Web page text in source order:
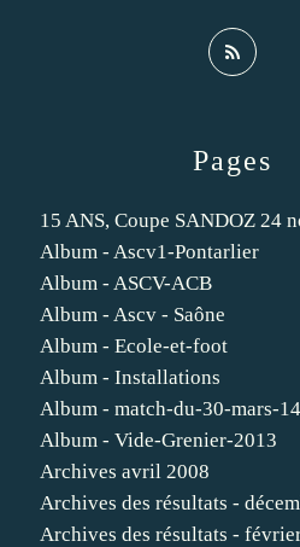
Pages
15 ANS, Coupe SANDOZ 24
Album - Ascv1-Pontarlier
Album - ASCV-ACB
Album - Ascv - Saône
Album - Ecole-et-foot
Album - Installations
Album - match-du-30-mars-14
Album - Vide-Grenier-2013
Archives avril 2008
Archives des résultats -
Archives des résultats -